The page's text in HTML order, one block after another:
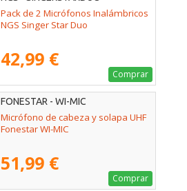
Pack de 2 Micrófonos Inalámbricos
NGS Singer Star Duo
42,99 €
Comprar
FONESTAR - WI-MIC
Micrófono de cabeza y solapa UHF
Fonestar WI-MIC
51,99 €
Comprar